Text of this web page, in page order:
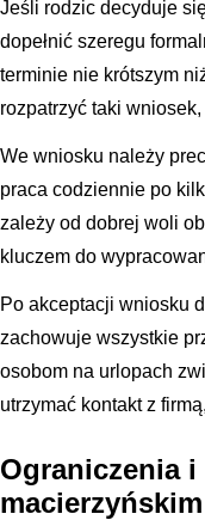
Jeśli rodzic decyduje
dopełnić szeregu
terminie nie krótszym
rozpatrzyć taki
We wniosku należy
praca codziennie po
zależy od dobrej woli
kluczem do
Po akceptacji wniosku
zachowuje wszystkie
osobom na urlopach
utrzymać kontakt z
Ograniczenia
macierzyńskim